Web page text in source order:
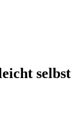
selbst